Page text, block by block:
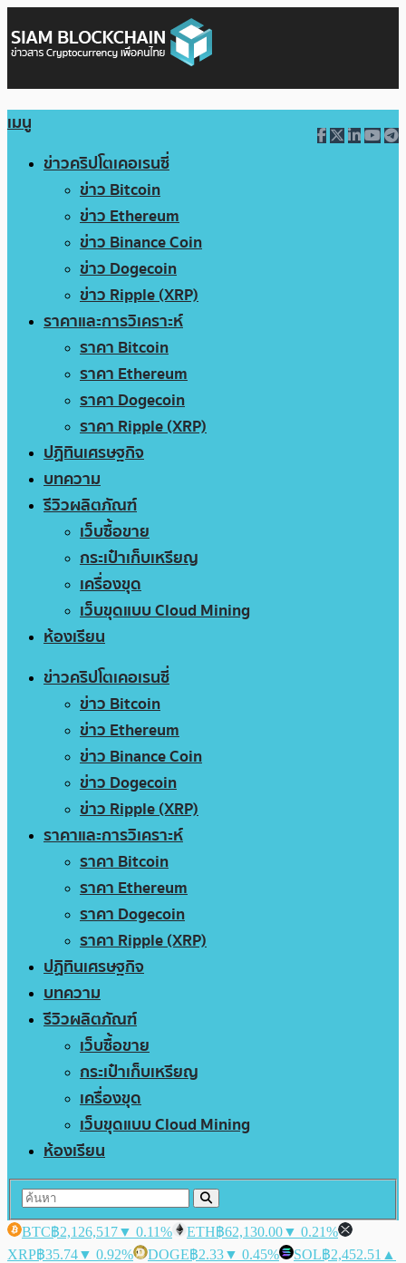
เมนู
ข่าวคริปโตเคอเรนซี่
ข่าว Bitcoin
ข่าว Ethereum
ข่าว Binance Coin
ข่าว Dogecoin
ข่าว Ripple (XRP)
ราคาและการวิเคราะห์
ราคา Bitcoin
ราคา Ethereum
ราคา Dogecoin
ราคา Ripple (XRP)
ปฏิทินเศรษฐกิจ
บทความ
รีวิวผลิตภัณฑ์
เว็บซื้อขาย
กระเป๋าเก็บเหรียญ
เครื่องขุด
เว็บขุดแบบ Cloud Mining
ห้องเรียน
ข่าวคริปโตเคอเรนซี่
ข่าว Bitcoin
ข่าว Ethereum
ข่าว Binance Coin
ข่าว Dogecoin
ข่าว Ripple (XRP)
ราคาและการวิเคราะห์
ราคา Bitcoin
ราคา Ethereum
ราคา Dogecoin
ราคา Ripple (XRP)
ปฏิทินเศรษฐกิจ
บทความ
รีวิวผลิตภัณฑ์
เว็บซื้อขาย
กระเป๋าเก็บเหรียญ
เครื่องขุด
เว็บขุดแบบ Cloud Mining
ห้องเรียน
BTC฿2,126,517▼ 0.11% ETH฿62,130.00▼ 0.21%
XRP฿35.74▼ 0.92% DOGE฿2.33▼ 0.45% SOL฿2,452.51 ▲